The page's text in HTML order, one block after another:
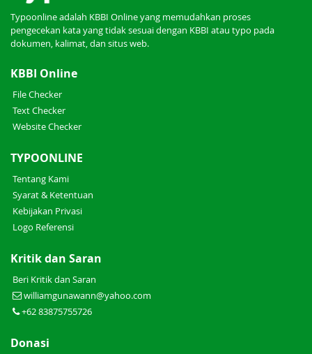
Typoonline adalah KBBI Online yang memudahkan proses
pengecekan kata yang tidak sesuai dengan KBBI atau typo pada
dokumen, kalimat, dan situs web.
KBBI Online
File Checker
Text Checker
Website Checker
TYPOONLINE
Tentang Kami
Syarat & Ketentuan
Kebijakan Privasi
Logo Referensi
Kritik dan Saran
Beri Kritik dan Saran
williamgunawann@yahoo.com
+62 83875755726
Donasi